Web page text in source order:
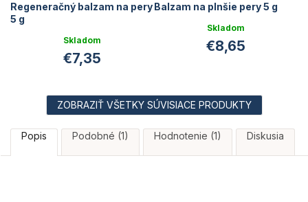
Regeneračný balzam na pery
5 g
Skladom
€7,35
Balzam na plnšie pery 5 g
Skladom
€8,65
ZOBRAZIŤ VŠETKY SÚVISIACE PRODUKTY
Popis Podobné (1) Hodnotenie (1) Diskusia